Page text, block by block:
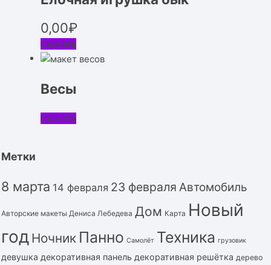
0,00₽
Скачать
Весы
Скачать
Метки
8 марта 14 февраля 23 февраля Автомобиль
Авторские макеты Дениса Лебедева Дом Карта Новый
год Ночник Панно Самолёт Техника грузовик
девушка декоративная панель декоративная решётка дерево